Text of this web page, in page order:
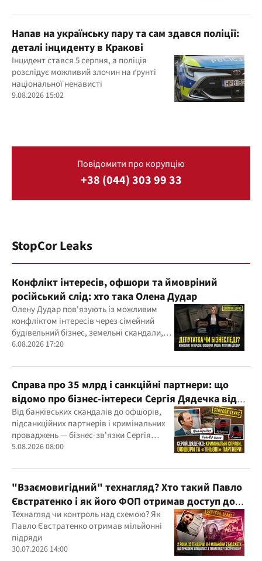
Напав на українську пару та сам здався поліції:
деталі інциденту в Кракові
Інцидент стався 5 серпня, а поліція
розслідує можливий злочин на ґрунті
національної ненависті
9.08.2026 15:02
Повідомити про корупцію
+38 (044) 303 99 33
StopCor Leaks
Конфлікт інтересів, офшори та ймовріний
російський слід: хто така Олена Дудар
Олену Дудар пов'язують із можливим
конфліктом інтересів через сімейний
будівельний бізнес, земельні скандали,
судові справи
6.08.2026 17:20
Справа про 35 млрд і санкційні партнери: що
відомо про бізнес-інтереси Сергія Дядечка від
"Родовід Банку" до "ФАРМАСЕЛ"
Від банківських скандалів до офшорів,
підсанкційних партнерів і кримінальних
проваджень — бізнес-зв'язки Сергія
Дядечка й досі простягаються через
5.08.2026 08:00
"Взаємовигідний" технагляд? Хто такий Павло
Євстратенко і як його ФОП отримав доступ до
бюджетних мільйонів?
Технагляд чи контроль над схемою? Як
Павло Євстратенко отримав мільйонні
підряди
30.07.2026 14:00